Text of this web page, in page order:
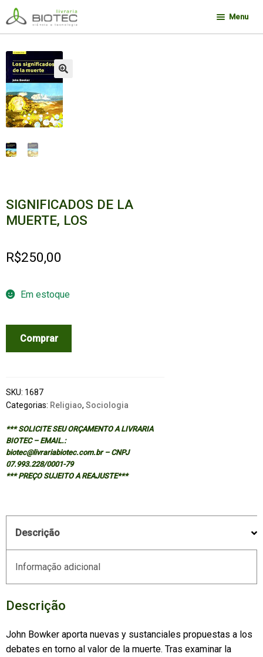
Pular
para
navegação
Pular
para
o
conteúdo
Menu
🔍
SIGNIFICADOS DE LA
MUERTE, LOS
R$250,00
Em estoque
SIGNIFICADOS
LOS
quantidade
Comprar
SKU: 1687
Categorias: Religiao, Sociologia
*** SOLICITE SEU ORÇAMENTO A LIVRARIA
BIOTEC – EMAIL.:
biotec@livrariabiotec.com.br – CNPJ
07.993.228/0001-79
*** PREÇO SUJEITO A REAJUSTE***
Descrição
Informação adicional
Descrição
John Bowker aporta nuevas y sustanciales propuestas a los
debates en torno al valor de la muerte. Tras examinar la